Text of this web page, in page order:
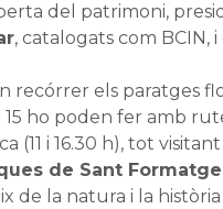
del patrimoni,
, catalogats com BCIN,
recórrer els paratges
15 ho poden fer amb
(11 i 16.30 h), tot
de Sant Formatge
de la natura i la història